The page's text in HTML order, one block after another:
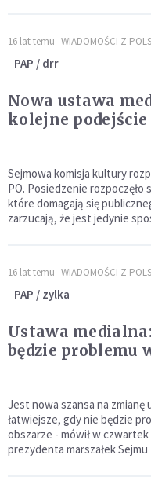
16 lat temu WIADOMOŚCI Z
PAP / drr
Nowa ustawa
kolejne podejście
Sejmowa komisja kultury
PO. Posiedzenie
które domagają się
zarzucają, że jest jedynie
16 lat temu WIADOMOŚCI Z
PAP / zylka
Ustawa
będzie problemu
Jest nowa szansa na
łatwiejsze, gdy nie będzie
obszarze - mówił w
prezydenta marszałek